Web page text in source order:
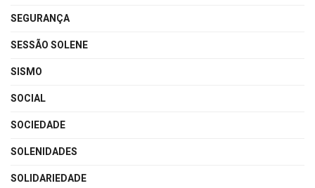
SEGURANÇA
SESSÃO SOLENE
SISMO
SOCIAL
SOCIEDADE
SOLENIDADES
SOLIDARIEDADE